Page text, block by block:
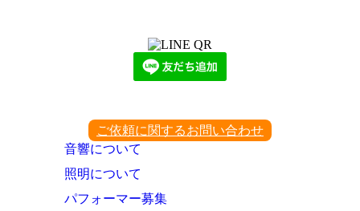
ご依頼に関するお問い合わせ
音響について
照明について
パフォーマー募集